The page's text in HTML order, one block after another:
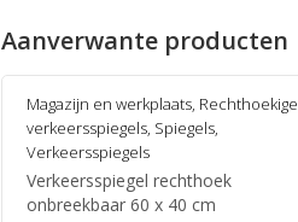
Aanverwante producten
Magazijn en werkplaats, Rechthoekige
verkeersspiegels, Spiegels,
Verkeersspiegels
Verkeersspiegel rechthoek
onbreekbaar 60 x 40 cm